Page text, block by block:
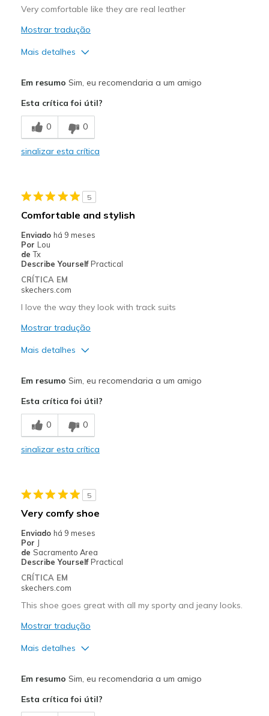
View On Shoes
Shoes are for Wearing
Very comfortable like they are real leather
Mostrar tradução
Mais detalhes
Comfortable
Durable
They are real leather love them
Melhores utilizações
Casual Wear
Width
Sizing
View On Shoes
I'm Into Shoes
Em resumo Sim, eu recomendaria a um amigo
Esta crítica foi útil?
0 0
sinalizar esta crítica
5
Comfortable and stylish
Enviado há 9 meses
Por Lou
de Tx
Describe Yourself Practical
CRÍTICA EM
skechers.com
I love the way they look with track suits
Mostrar tradução
Mais detalhes
Breathe Well
Comfortable
Going Out
Travel
Feels true to size
View On Shoes
Em resumo Sim, eu recomendaria a um amigo
Esta crítica foi útil?
0 0
sinalizar esta crítica
5
Very comfy shoe
Enviado há 9 meses
Por J
de Sacramento Area
Describe Yourself Practical
CRÍTICA EM
skechers.com
This shoe goes great with all my sporty and jeany looks.
Mostrar tradução
Mais detalhes
Comfortable
Em resumo Sim, eu recomendaria a um amigo
Esta crítica foi útil?